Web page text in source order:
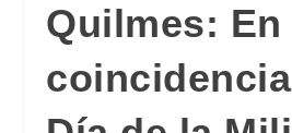
Quilmes: En